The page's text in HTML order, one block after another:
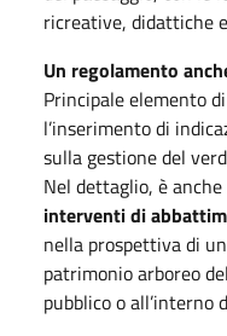
ricreative, didattiche
Un regolamento
Principale elemento
l’inserimento di
sulla gestione del
Nel dettaglio, è
interventi di
nella prospettiva di
patrimonio arboreo
pubblico o all’interno